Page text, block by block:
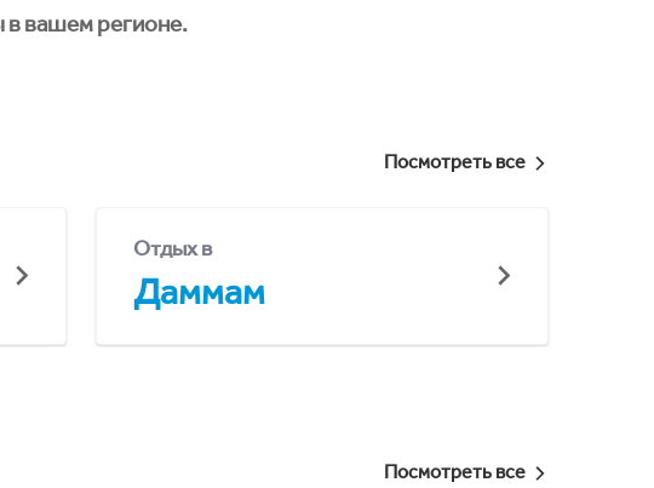
в вашем регионе.
Посмотреть все
Отдых в
Даммам
Посмотреть все